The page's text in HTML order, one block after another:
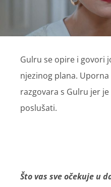
Gulru se opire i govori
njezinog plana.
razgovara s Gulru jer
poslušati.
Što vas sve očekuje u